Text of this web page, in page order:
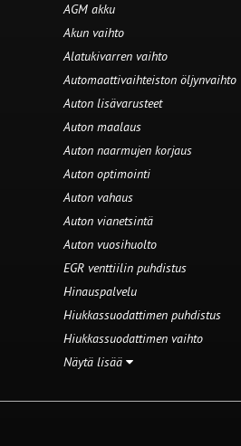
AGM akku
Akun vaihto
Alatukivarren vaihto
Automaattivaihteiston öljynvaihto
Auton lisävarusteet
Auton maalaus
Auton naarmujen korjaus
Auton optimointi
Auton vahaus
Auton vianetsintä
Auton vuosihuolto
EGR venttiilin puhdistus
Hinauspalvelu
Hiukkassuodattimen puhdistus
Hiukkassuodattimen vaihto
Näytä lisää